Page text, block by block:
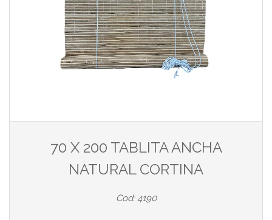
70 X 200 TABLITA ANCHA
NATURAL CORTINA
Cod: 4190